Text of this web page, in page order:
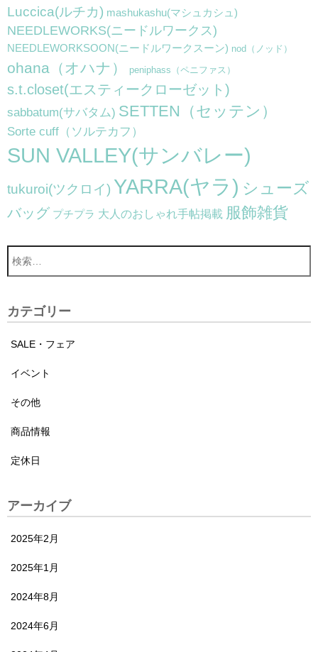
Luccica(ルチカ) mashukashu(マシュカシュ)
NEEDLEWORKS(ニードルワークス)
NEEDLEWORKSOON(ニードルワークスーン) nod（ノッド）
ohana（オハナ） peniphass（ペニファス）
s.t.closet(エスティークローゼット)
sabbatum(サバタム) SETTEN（セッテン）
Sorte cuff（ソルテカフ）
SUN VALLEY(サンバレー)
tukuroi(ツクロイ) YARRA(ヤラ) シューズ
バッグ プチプラ 大人のおしゃれ手帖掲載 服飾雑貨
カテゴリー
SALE・フェア
イベント
その他
商品情報
定休日
アーカイブ
2025年2月
2025年1月
2024年8月
2024年6月